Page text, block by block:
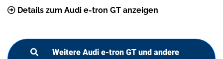
Details zum Audi e-tron GT anzeigen
Weitere Audi e-tron GT und andere